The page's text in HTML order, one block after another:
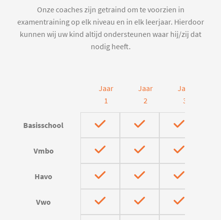
Onze coaches zijn getraind om te voorzien in
examentraining op elk niveau en in elk leerjaar. Hierdoor
kunnen wij uw kind altijd ondersteunen waar hij/zij dat
nodig heeft.
Jaar
1
Jaar
2
Jaar
3
Basisschool
Vmbo
Havo
Vwo